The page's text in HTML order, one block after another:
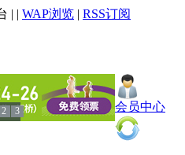
| | WAP浏览 | RSS订阅
2 3 会员中心